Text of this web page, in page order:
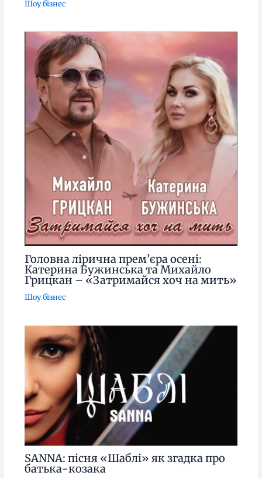
Шоу бізнес
Головна лірична прем’єра осені:
Катерина Бужинська та Михайло
Грицкан – «Затримайся хоч на мить»
Шоу бізнес
SANNA: пісня «Шаблі» як згадка про
батька-козака